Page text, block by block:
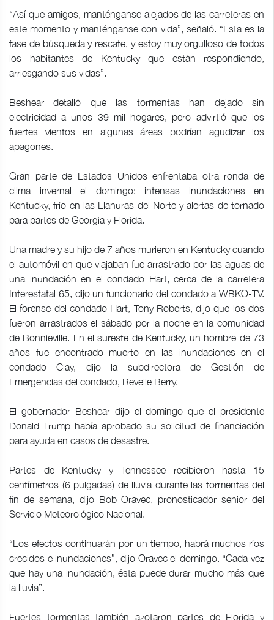
“Así que amigos, manténganse alejados de las carreteras en
este momento y manténganse con vida”, señaló. “Esta es la
fase de búsqueda y rescate, y estoy muy orgulloso de todos
los habitantes de Kentucky que están respondiendo,
arriesgando sus vidas”.
Beshear detalló que las tormentas han dejado sin
electricidad a unos 39 mil hogares, pero advirtió que los
fuertes vientos en algunas áreas podrían agudizar los
apagones.
Gran parte de Estados Unidos enfrentaba otra ronda de
clima invernal el domingo: intensas inundaciones en
Kentucky, frío en las Llanuras del Norte y alertas de tornado
para partes de Georgia y Florida.
Una madre y su hijo de 7 años murieron en Kentucky cuando
el automóvil en que viajaban fue arrastrado por las aguas de
una inundación en el condado Hart, cerca de la carretera
Interestatal 65, dijo un funcionario del condado a WBKO-TV.
El forense del condado Hart, Tony Roberts, dijo que los dos
fueron arrastrados el sábado por la noche en la comunidad
de Bonnieville. En el sureste de Kentucky, un hombre de 73
años fue encontrado muerto en las inundaciones en el
condado Clay, dijo la subdirectora de Gestión de
Emergencias del condado, Revelle Berry.
El gobernador Beshear dijo el domingo que el presidente
Donald Trump había aprobado su solicitud de financiación
para ayuda en casos de desastre.
Partes de Kentucky y Tennessee recibieron hasta 15
centímetros (6 pulgadas) de lluvia durante las tormentas del
fin de semana, dijo Bob Oravec, pronosticador senior del
Servicio Meteorológico Nacional.
“Los efectos continuarán por un tiempo, habrá muchos ríos
crecidos e inundaciones”, dijo Oravec el domingo. “Cada vez
que hay una inundación, ésta puede durar mucho más que
la lluvia”.
Fuertes tormentas también azotaron partes de Florida y